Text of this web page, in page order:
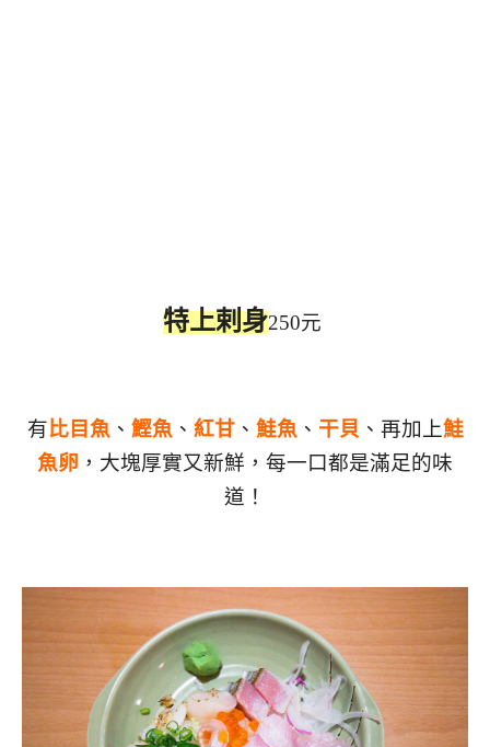
特上剌身250元
有比目魚 、 鰹魚 、 紅甘、 鮭魚 、 干貝 、再加上鮭
魚卵 ，大塊厚實又新鮮， 每一口都是滿足的味
道！